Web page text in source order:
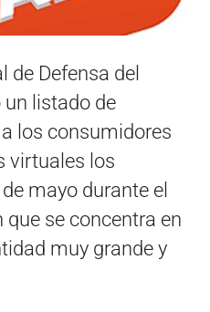
de Defensa del
listado de
los consumidores
virtuales los
mayo durante el
que se concentra en
muy grande y